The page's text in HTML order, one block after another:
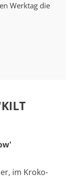
Werktag die
im Kroko-